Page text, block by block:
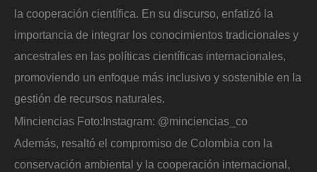
la cooperación científica. En su discurso, enfatizó la
importancia de integrar los conocimientos tradicionales y
ancestrales en las políticas científicas internacionales,
promoviendo un enfoque más inclusivo y sostenible en la
gestión de recursos naturales.
Minciencias Foto:Instagram: @minciencias_co
Además, resaltó el compromiso de Colombia con la
conservación ambiental y la cooperación internacional,